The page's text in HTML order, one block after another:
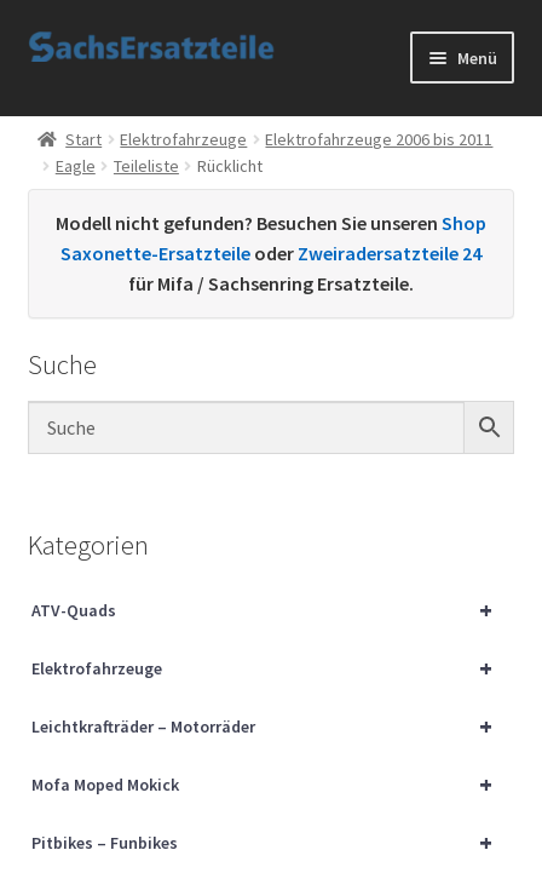
Zur
Zum
Menü
Start
AGB
Datenschutzerklärung
Kontakt
Sachs Ersatzteile
Über uns
Start Elektrofahrzeuge
Elektrofahrzeuge 2006 bis 2011
Eagle
Teileliste Rücklicht
Modell nicht gefunden? Besuchen Sie unseren Shop
Saxonette-Ersatzteile oder Zweiradersatzteile 24
für Mifa / Sachsenring Ersatzteile.
Suche
Kategorien
+
ATV-Quads
+
Elektrofahrzeuge
+
Leichtkrafträder – Motorräder
+
Mofa Moped Mokick
+
Pitbikes – Funbikes